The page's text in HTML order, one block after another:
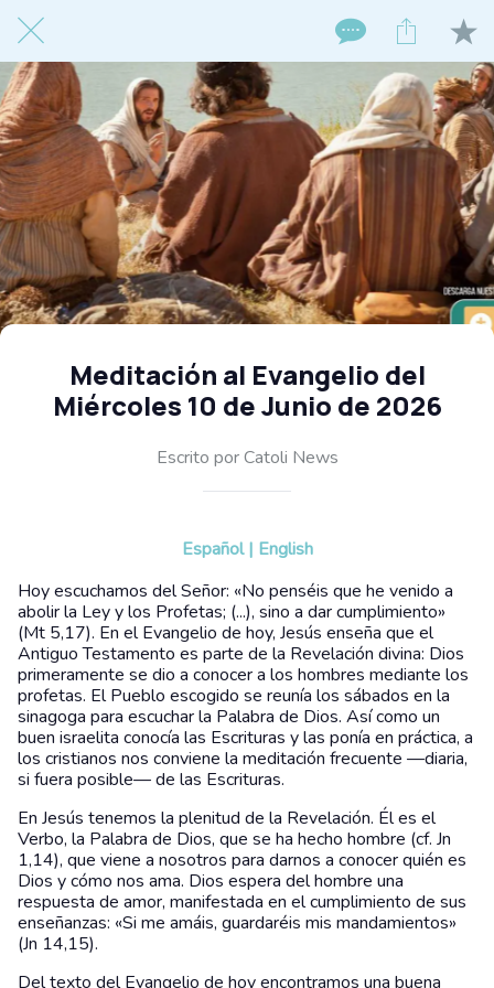
Meditación al Evangelio del
Miércoles 10 de Junio de 2026
Escrito por Catoli News
Español | English
Hoy escuchamos del Señor: «No penséis que he venido a
abolir la Ley y los Profetas; (...), sino a dar cumplimiento»
(Mt 5,17). En el Evangelio de hoy, Jesús enseña que el
Antiguo Testamento es parte de la Revelación divina: Dios
primeramente se dio a conocer a los hombres mediante los
profetas. El Pueblo escogido se reunía los sábados en la
sinagoga para escuchar la Palabra de Dios. Así como un
buen israelita conocía las Escrituras y las ponía en práctica, a
los cristianos nos conviene la meditación frecuente —diaria,
si fuera posible— de las Escrituras.
En Jesús tenemos la plenitud de la Revelación. Él es el
Verbo, la Palabra de Dios, que se ha hecho hombre (cf. Jn
1,14), que viene a nosotros para darnos a conocer quién es
Dios y cómo nos ama. Dios espera del hombre una
respuesta de amor, manifestada en el cumplimiento de sus
enseñanzas: «Si me amáis, guardaréis mis mandamientos»
(Jn 14,15).
Del texto del Evangelio de hoy encontramos una buena